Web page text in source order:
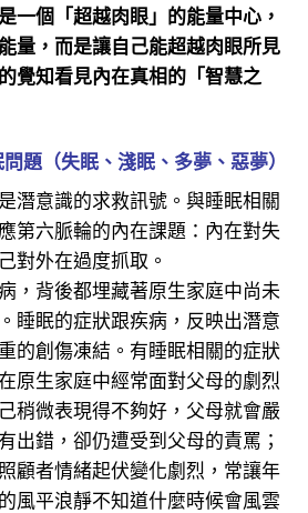
一個「超越肉眼」的能量中心，
量，而是讓自己能超越肉眼所見
覺知看見內在真相的「智慧之
題（失眠、淺眠、多夢、惡夢）
潛意識的求救訊號。與睡眠相關
第六脈輪的內在課題：內在對失
對外在過度抓取。
，背後都埋藏著原生家庭中尚未
睡眠的症狀跟疾病，反映出潛意
的創傷凍結。有睡眠相關的症狀
原生家庭中經常面對父母的劇烈
稍微表現得不夠好，父母就會嚴
出錯，卻仍遭受到父母的責罵；
顧者情緒起伏變化劇烈，常讓年
風平浪靜不知道什麼時候會風雲